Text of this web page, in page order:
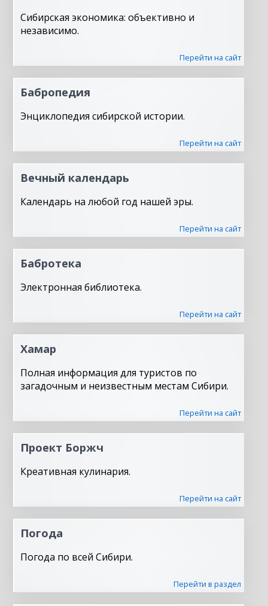
Сибирская экономика: объективно и
независимо.
Перейти на сайт
Бабропедия
Энциклопедия сибирской истории.
Перейти на сайт
Вечный календарь
Календарь на любой год нашей эры.
Перейти на сайт
Бабротека
Электронная библиотека.
Перейти на сайт
Хамар
Полная информация для туристов по
загадочным и неизвестным местам Сибири.
Перейти на сайт
Проект Боржч
Креативная кулинария.
Перейти на сайт
Погода
Погода по всей Сибири.
Перейти в раздел